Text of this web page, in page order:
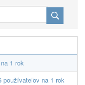
1 rok
používateľov na 1 rok